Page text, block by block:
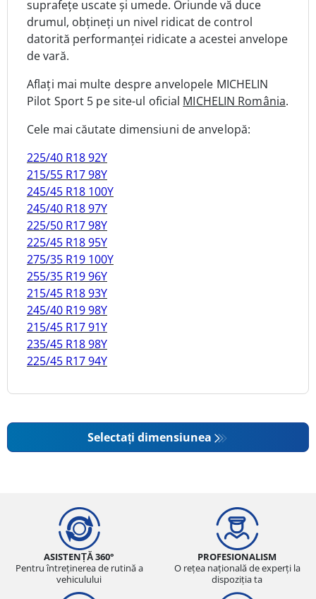
suprafețe uscate și umede. Oriunde vă duce
drumul, obțineți un nivel ridicat de control
datorită performanței ridicate a acestei anvelope
de vară.
Aflați mai multe despre anvelopele MICHELIN
Pilot Sport 5 pe site-ul oficial MICHELIN România.
Cele mai căutate dimensiuni de anvelopă:
225/40 R18 92Y
215/55 R17 98Y
245/45 R18 100Y
245/40 R18 97Y
225/50 R17 98Y
225/45 R18 95Y
275/35 R19 100Y
255/35 R19 96Y
215/45 R18 93Y
245/40 R19 98Y
215/45 R17 91Y
235/45 R18 98Y
225/45 R17 94Y
Selectați dimensiunea
ASISTENȚĂ 360°
Pentru întreținerea de rutină a
vehiculului
PROFESIONALISM
O rețea națională de experți la
dispoziția ta